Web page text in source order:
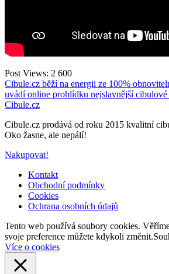
Post Views: 2 600
Cibule.cz běží na energii ze 100%
uvádí online prohlídku nejslavnější cibulové
Cibule.cz
Cibule.cz prodává od roku 2015 kvalitní
Oko žasne, ale nepálí!
Nakupovat!
Kontakt
Obchodní podmínky
Cookies
Ochrana osobních údajů
Back
to
top
Tento web používá soubory cookies.
svoje preference můžete kdykoli změnit.
Více o cookies